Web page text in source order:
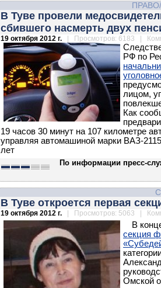
В Туве провели
сбившего насмерть двух
19 октября 2012 г. | Просмотров: 6183 |
РФ по
лицом,
Как
19 часов 30 минут на 107 километре
управляя автомашиной марки ВАЗ-
лет
По информации пресс-
В Туве откроется первая
19 октября 2012 г. | Просмотров: 5063 |
В
секция
Омской